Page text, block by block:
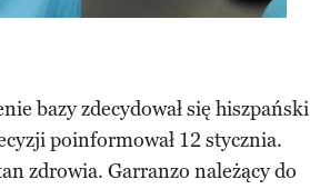
bazy zdecydował się hiszpański
poinformował 12 stycznia.
zdrowia. Garranzo należący do